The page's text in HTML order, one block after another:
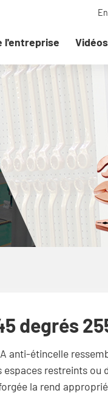
l'entreprise Vidéos
degrés
anti-étincelle
restreints ou
la rend